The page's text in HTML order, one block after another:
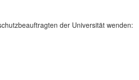
der Universität wenden: